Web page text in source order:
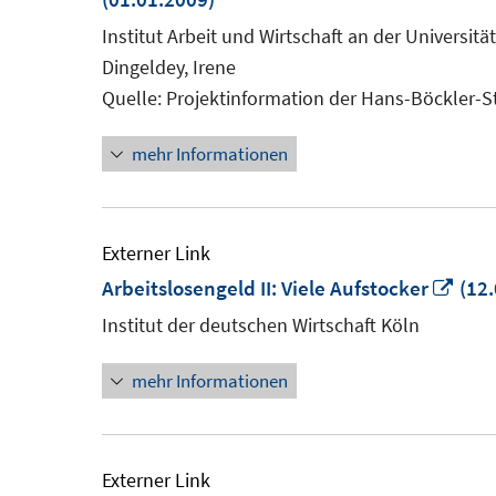
Institut Arbeit und Wirtschaft an der
Dingeldey, Irene
Quelle: Projektinformation der Hans-Böckler-
mehr Informationen
Externer Link
Arbeitslosengeld II: Viele Aufstocker
In
Institut der deutschen Wirtschaft Köln
mehr Informationen
Externer Link